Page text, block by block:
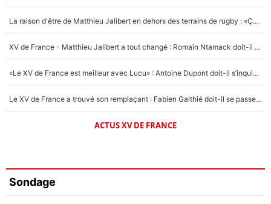
La raison d'être de Matthieu Jalibert en dehors des terrains de rugby : «Ça m'atteint autant que si tu touches à un membre de ma famille»
XV de France - Matthieu Jalibert a tout changé : Romain Ntamack doit-il s’inquiéter pour sa place à un an de la Coupe du monde ?
«Le XV de France est meilleur avec Lucu» : Antoine Dupont doit-il s’inquiéter pour sa place ?
Le XV de France a trouvé son remplaçant : Fabien Galthié doit-il se passer d'Antoine Dupont ?
ACTUS XV DE FRANCE
Sondage